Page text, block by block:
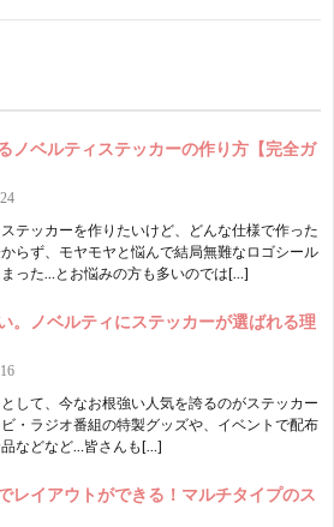
ノベルティステッカーの作り方【完全ガ
ステッカーを作りたいけど、どんな仕様で作った
らず、モヤモヤと悩んで結局無難なロゴシール
った…とお悩みの方も多いのでは[…]
。ノベルティにステッカーが選ばれる理
として、今なお根強い人気を誇るのがステッカー
・ラジオ番組の特製グッズや、イベントで配布
などなど…皆さんも[…]
レイアウトができる！マルチタイプのス